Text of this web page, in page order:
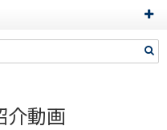
介動画